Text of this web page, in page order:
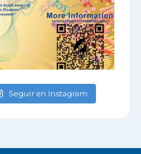
Seguir en Instagram